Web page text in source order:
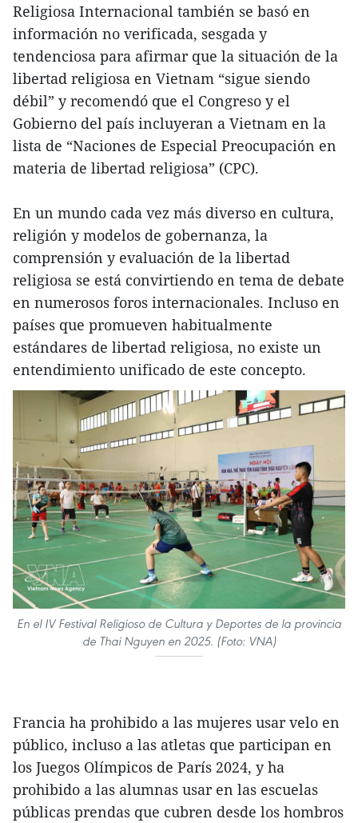
Religiosa Internacional también se basó en
información no verificada, sesgada y
tendenciosa para afirmar que la situación de la
libertad religiosa en Vietnam “sigue siendo
débil” y recomendó que el Congreso y el
Gobierno del país incluyeran a Vietnam en la
lista de “Naciones de Especial Preocupación en
materia de libertad religiosa” (CPC).
En un mundo cada vez más diverso en cultura,
religión y modelos de gobernanza, la
comprensión y evaluación de la libertad
religiosa se está convirtiendo en tema de debate
en numerosos foros internacionales. Incluso en
países que promueven habitualmente
estándares de libertad religiosa, no existe un
entendimiento unificado de este concepto.
En el IV Festival Religioso de Cultura y Deportes de la provincia
de Thai Nguyen en 2025. (Foto: VNA)
Francia ha prohibido a las mujeres usar velo en
público, incluso a las atletas que participan en
los Juegos Olímpicos de París 2024, y ha
prohibido a las alumnas usar en las escuelas
públicas prendas que cubren desde los hombros